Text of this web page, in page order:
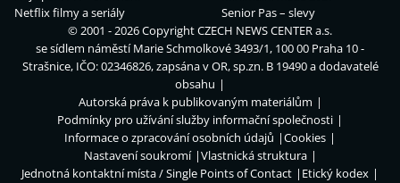
Netflix filmy a seriály
Senior Pas – slevy
© 2001 - 2026 CopyrightCZECH NEWS CENTER a.s.
se sídlem náměstí Marie Schmolkové 3493/1, 100 00 Praha 10 -
Strašnice, IČO: 02346826, zapsána v OR, sp.zn. B 19490 a dodavatelé
obsahu
Autorská práva k publikovaným materiálům
Podmínky pro užívání služby informační společnosti
Informace o zpracování osobních údajů
Cookies
Nastavení soukromí
Vlastnická struktura
Jednotná kontaktní místa / Single Points of Contact
Etický kodex